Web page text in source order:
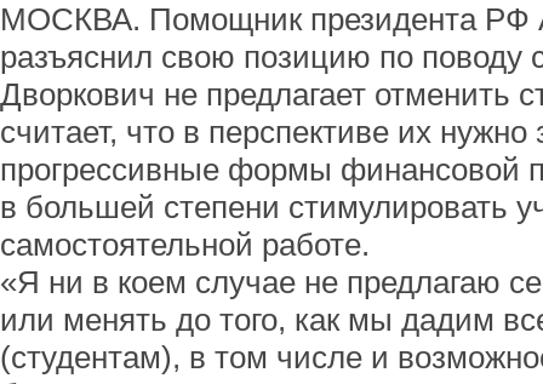
МОСКВА. Помощник президента РФ
разъяснил свою позицию по поводу
Дворкович не предлагает отменить
считает, что в перспективе их
прогрессивные формы финансовой
в большей степени стимулировать
самостоятельной работе.
«Я ни в коем случае не предлагаю
или менять до того, как мы дадим
(студентам), в том числе и